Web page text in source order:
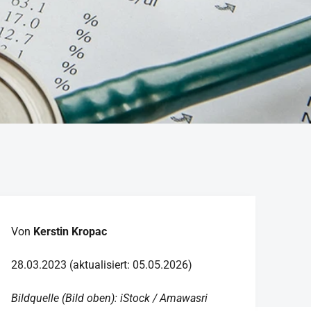
Von Kerstin Kropac
28.03.2023 (aktualisiert: 05.05.2026)
Bildquelle (Bild oben): iStock / Amawasri